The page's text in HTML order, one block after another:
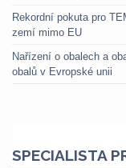
Rekordní pokuta pro
zemí mimo EU
Nařízení o obalech a
obalů v Evropské unii